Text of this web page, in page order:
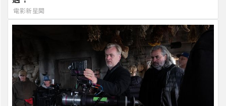
電影新星聞